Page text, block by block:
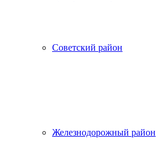
Советский район
Железнодорожный район